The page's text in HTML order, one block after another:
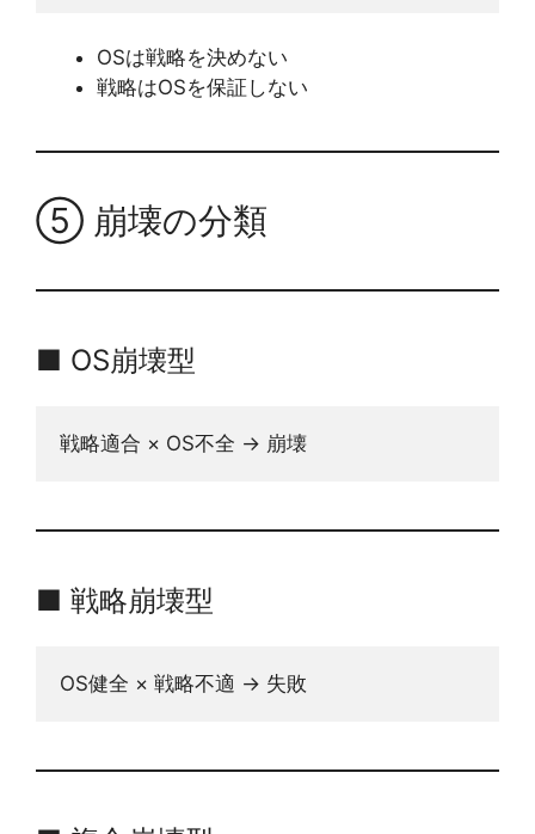
OSは戦略を決めない
戦略はOSを保証しない
⑤ 崩壊の分類
■ OS崩壊型
戦略適合 × OS不全 → 崩壊
■ 戦略崩壊型
OS健全 × 戦略不適 → 失敗